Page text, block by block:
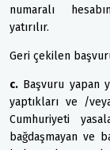
numaralı
yatırılır.
Geri çekilen
c. Başvuru yapan
yaptıkları ve /
Cumhuriyeti
bağdaşmayan ve